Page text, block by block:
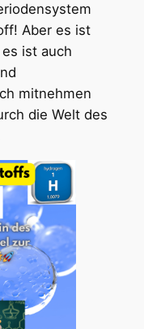
Aber es ist
ist auch
mitnehmen
die Welt des